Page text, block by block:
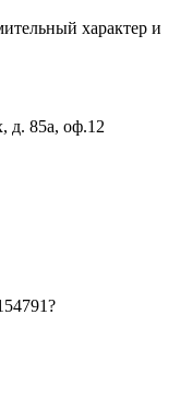
характер и
д. 85а, оф.12